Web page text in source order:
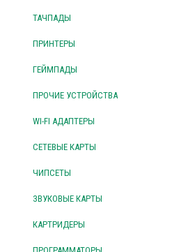
ТАЧПАДЫ
ПРИНТЕРЫ
ГЕЙМПАДЫ
ПРОЧИЕ УСТРОЙСТВА
WI-FI АДАПТЕРЫ
СЕТЕВЫЕ КАРТЫ
ЧИПСЕТЫ
ЗВУКОВЫЕ КАРТЫ
КАРТРИДЕРЫ